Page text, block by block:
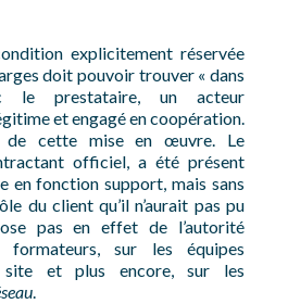
explicitement réservée
doit pouvoir trouver « dans
le prestataire, un acteur
et engagé en coopération.
cette mise en œuvre. Le
officiel, a été présent
en fonction support, mais sans
du client qu’il n’aurait pas pu
pas en effet de l’autorité
formateurs, sur les équipes
site et plus encore, sur les
.